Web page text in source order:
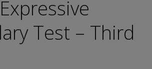
Test – Third